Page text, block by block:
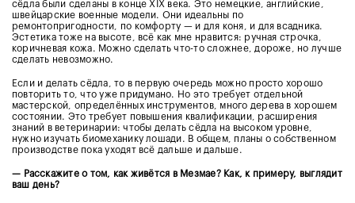
сёдла были сделаны в конце XIX века. Это немецкие, английские,
швейцарские военные модели. Они идеальны по
ремонтопригодности, по комфорту — и для коня, и для всадника.
Эстетика тоже на высоте, всё как мне нравится: ручная строчка,
коричневая кожа. Можно сделать что-то сложнее, дороже, но лучше
сделать невозможно.
Если и делать сёдла, то в первую очередь можно просто хорошо
повторить то, что уже придумано. Но это требует отдельной
мастерской, определённых инструментов, много дерева в хорошем
состоянии. Это требует повышения квалификации, расширения
знаний в ветеринарии: чтобы делать сёдла на высоком уровне,
нужно изучать биомеханику лошади. В общем, планы о собственном
производстве пока уходят всё дальше и дальше.
— Расскажите о том, как живётся в Мезмае? Как, к примеру, выглядит
ваш день?